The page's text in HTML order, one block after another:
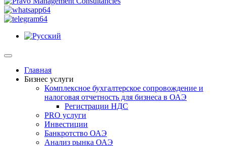
Главная
Бизнес услуги
Комплексное бухгалтерское сопровождение и
налоговая отчетность для бизнеса в ОАЭ
Регистрации НДС
PRO услуги
Инвестиции
Банкротство ОАЭ
Анализ рынка ОАЭ